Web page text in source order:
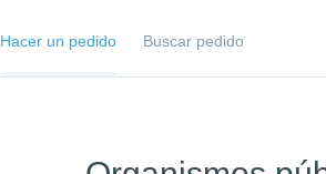
Hacer un pedido Buscar pedido